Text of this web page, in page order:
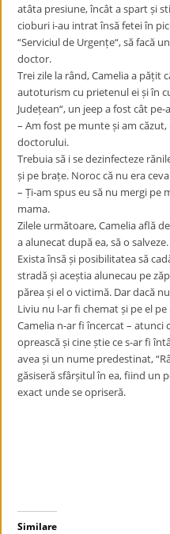
atâta presiune, încât a spart și
cioburi i-au intrat însă fetei în
“Serviciul de Urgențe“, să facă
doctor.
Trei zile la rând, Camelia a pățit
autoturism cu prietenul ei și în
Județean“, un jeep a fost cât pe-
– Am fost pe munte și am
doctorului.
Trebuia să i se dezinfecteze
și pe brațe. Noroc că nu era
– Ți-am spus eu să nu mergi pe
mama.
Zilele următoare, Camelia află
a alunecat după ea, să o
Exista însă și posibilitatea să
stradă și aceștia alunecau pe
părea și el o victimă. Dar dacă
Liviu nu l-ar fi chemat și pe el
Camelia n-ar fi încercat – atunci
oprească și cine știe ce s-ar fi
avea și un nume predestinat,
găsiseră sfârșitul în ea, fiind un
exact unde se opriseră.
Similare